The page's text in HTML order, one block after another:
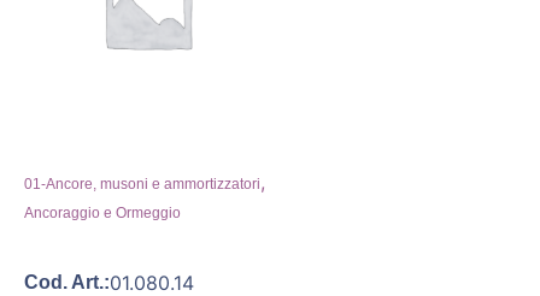
01-Ancore, musoni e ammortizzatori,
Ancoraggio e Ormeggio
Cod. Art.:01.080.14